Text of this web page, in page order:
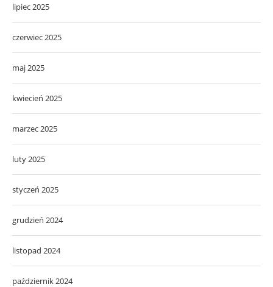
lipiec 2025
czerwiec 2025
maj 2025
kwiecień 2025
marzec 2025
luty 2025
styczeń 2025
grudzień 2024
listopad 2024
październik 2024